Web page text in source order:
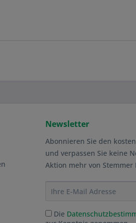
Newsletter
Abonnieren Sie den
und verpassen Sie keine
Aktion mehr von Stemmer
Die